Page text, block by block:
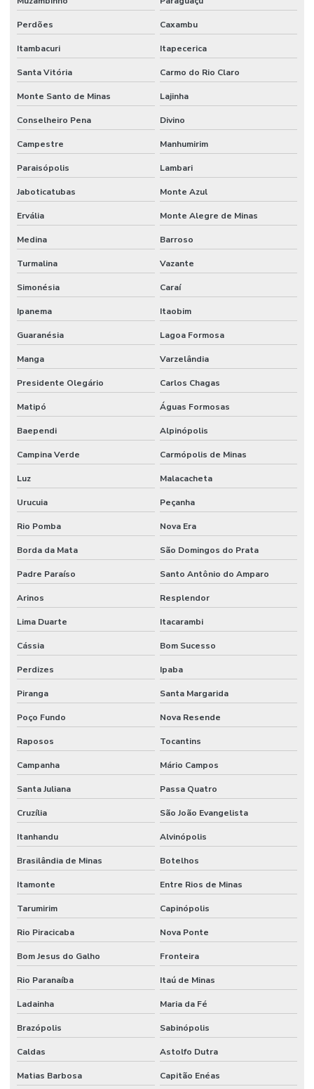
Perdões Caxambu
Itambacuri Itapecerica
Santa Vitória Carmo do Rio Claro
Monte Santo de Minas Lajinha
Conselheiro Pena Divino
Campestre Manhumirim
Paraisópolis Lambari
Jaboticatubas Monte Azul
Ervália Monte Alegre de Minas
Medina Barroso
Turmalina Vazante
Simonésia Caraí
Ipanema Itaobim
Guaranésia Lagoa Formosa
Manga Varzelândia
Presidente Olegário Carlos Chagas
Matipó Águas Formosas
Baependi Alpinópolis
Campina Verde Carmópolis de Minas
Luz Malacacheta
Urucuia Peçanha
Rio Pomba Nova Era
Borda da Mata São Domingos do Prata
Padre Paraíso Santo Antônio do Amparo
Arinos Resplendor
Lima Duarte Itacarambi
Cássia Bom Sucesso
Perdizes Ipaba
Piranga Santa Margarida
Poço Fundo Nova Resende
Raposos Tocantins
Campanha Mário Campos
Santa Juliana Passa Quatro
Cruzília São João Evangelista
Itanhandu Alvinópolis
Brasilândia de Minas Botelhos
Itamonte Entre Rios de Minas
Tarumirim Capinópolis
Rio Piracicaba Nova Ponte
Bom Jesus do Galho Fronteira
Rio Paranaíba Itaú de Minas
Ladainha Maria da Fé
Brazópolis Sabinópolis
Caldas Astolfo Dutra
Matias Barbosa Capitão Enéas